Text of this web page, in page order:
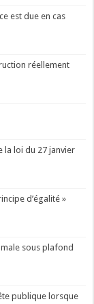
est due en cas
réellement
la loi du 27 janvier
d’égalité »
sous plafond
publique lorsque